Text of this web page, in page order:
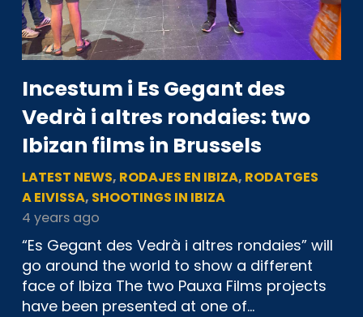
Incestum i Es Gegant des
Vedrà i altres rondaies: two
Ibizan films in Brussels
LATEST NEWS, RODAJES EN IBIZA, RODATGES
A EIVISSA, SHOOTINGS IN IBIZA
4 years ago
“Es Gegant des Vedrà i altres rondaies” will
go around the world to show a different
face of Ibiza The two Pauxa Films projects
have been presented at one of…